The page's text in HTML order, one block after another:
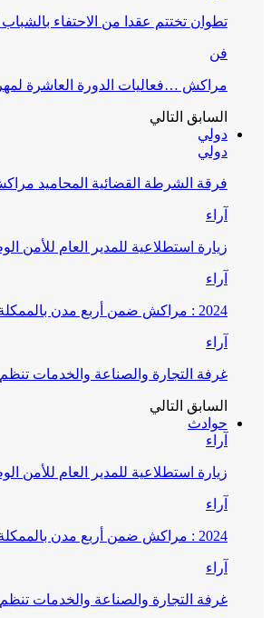
تطوان تختتم عقدا من الاحتفاء
فن
مراكش …فعاليات الدورة العاشرة
السابق التالي
دولي
دولي
فرقة الشرطة القضائية المحاميد
آراء
زيارة استطلاعية للمدير العام للأمن
آراء
2024 : مراكش ضمن أربع مدن بالممكلة سجلت مامجموعه 656 قضية تتعلق بغسيل الأموال
آراء
غرفة التجارة والصناعة والخدمات
السابق التالي
حوادث
آراء
زيارة استطلاعية للمدير العام للأمن
آراء
2024 : مراكش ضمن أربع مدن بالممكلة سجلت مامجموعه 656 قضية تتعلق بغسيل الأموال
آراء
غرفة التجارة والصناعة والخدمات